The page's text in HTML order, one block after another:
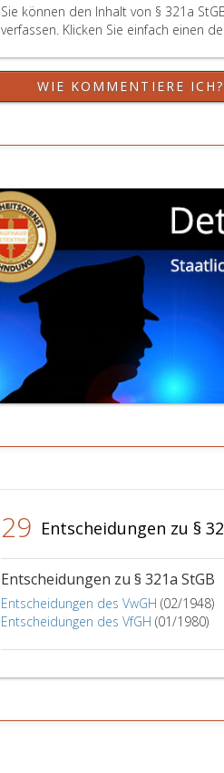
Sie können den Inhalt von § 321a
verfassen. Klicken Sie einfach einen
WIE KOMMENTIERE ICH?
29 Entscheidungen zu §
Entscheidungen zu § 321a StGB
Entscheidungen des VwGH (02/1948)
Entscheidungen des VfGH (01/1980)